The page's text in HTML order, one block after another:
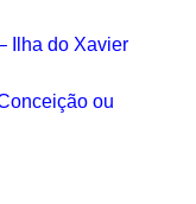
Ilha do Xavier
ou